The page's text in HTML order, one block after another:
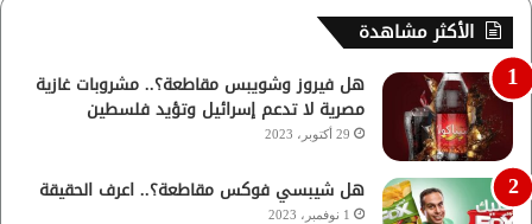
الأكثر مشاهدة
هل فيروز وشويبس مقاطعة؟.. مشروبات غازية
مصرية لا تدعم إسرائيل وتؤيد فلسطين
29 أكتوبر، 2023
هل شيبسي فوكس مقاطعة؟.. اعرف الحقيقة
1 نوفمبر، 2023